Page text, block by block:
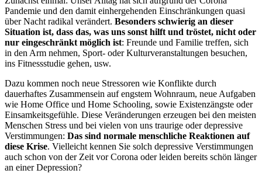
Pandemie und den damit einhergehenden Einschränkungen quasi
über Nacht radikal verändert. Besonders schwierig an dieser
Situation ist, dass das, was uns sonst hilft und tröstet, nicht oder
nur eingeschränkt möglich ist: Freunde und Familie treffen, sich
in den Arm nehmen, Sport- oder Kulturveranstaltungen besuchen,
ins Fitnessstudie gehen, usw.
Dazu kommen noch neue Stressoren wie Konflikte durch
dauerhaftes Zusammensein auf engstem Wohnraum, neue Aufgaben
wie Home Office und Home Schooling, sowie Existenzängste oder
Einsamkeitsgefühle. Diese Veränderungen erzeugen bei den meisten
Menschen Stress und bei vielen von uns traurige oder depressive
Verstimmungen: Das sind normale menschliche Reaktionen auf
diese Krise. Vielleicht kennen Sie solch depressive Verstimmungen
auch schon von der Zeit vor Corona oder leiden bereits schön länger
an einer Depression?